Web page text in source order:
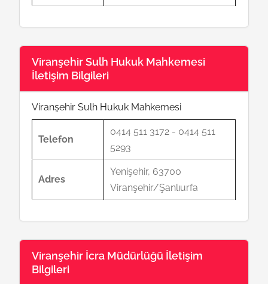
Viranşehir Sulh Hukuk Mahkemesi
İletişim Bilgileri
Viranşehir Sulh Hukuk Mahkemesi
Telefon
0414 511 3172 - 0414 511
5293
Adres
Yenişehir, 63700
Viranşehir/Şanlıurfa
Viranşehir İcra Müdürlüğü İletişim
Bilgileri